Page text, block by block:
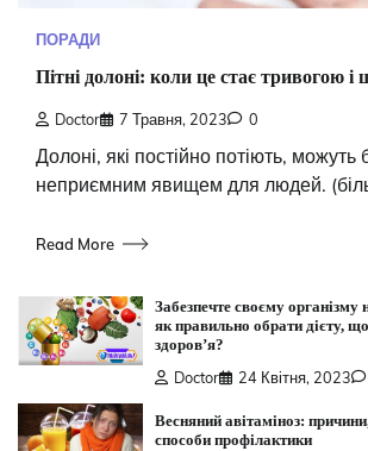
ПОРАДИ
Пітні долоні: коли це стає тривогою і
Doctor 7 Травня, 2023 0
Долоні, які постійно потіють, можуть
неприємним явищем для людей.
Read More
Забезпечте своєму організму
як правильно обрати дієту,
здоров’я?
Doctor 24 Квітня, 2023
Весняний авітаміноз:
способи профілактики